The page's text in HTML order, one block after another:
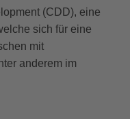
(CDD), eine
sich für eine
mit
anderem im